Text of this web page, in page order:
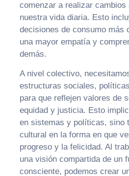
comenzar a realizar
nuestra vida diaria. Esto
decisiones de consumo más
una mayor empatía y
demás.
A nivel colectivo,
estructuras sociales,
para que reflejen valores de
equidad y justicia. Esto
en sistemas y políticas, sino
cultural en la forma en que
progreso y la felicidad. Al
una visión compartida de un
consciente, podemos crear